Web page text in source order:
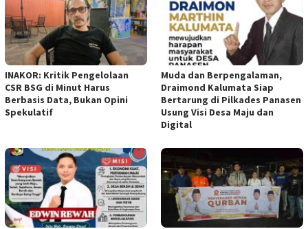
INAKOR: Kritik Pengelolaan
CSR BSG di Minut Harus
Berbasis Data, Bukan Opini
Spekulatif
Muda dan Berpengalaman,
Draimond Kalumata Siap
Bertarung di Pilkades Panasen
Usung Visi Desa Maju dan
Digital